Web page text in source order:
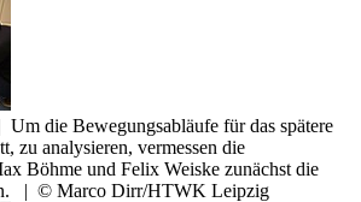
Um die Bewegungsabläufe für das spätere
zu analysieren, vermessen die
Böhme und Felix Weiske zunächst die
| © Marco Dirr/HTWK Leipzig